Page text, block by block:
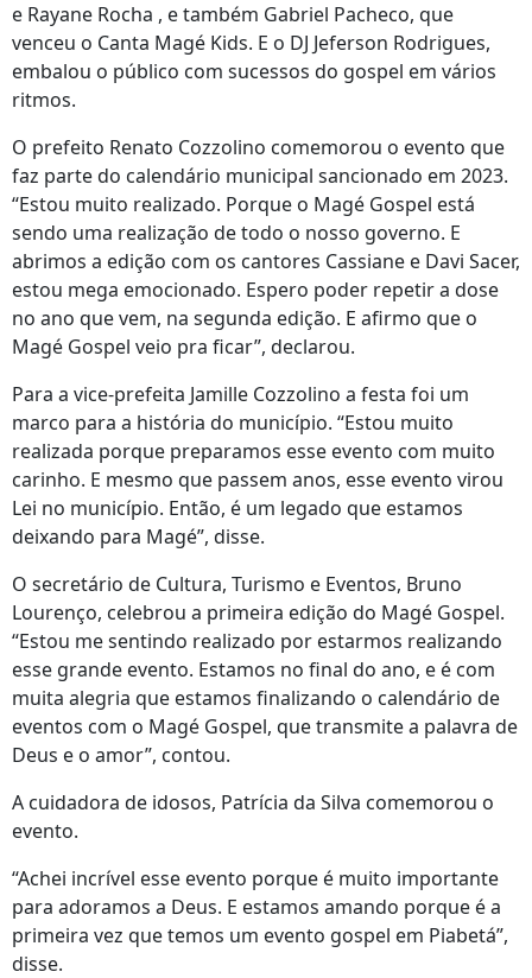
e Rayane Rocha , e também Gabriel Pacheco, que
venceu o Canta Magé Kids. E o DJ Jeferson Rodrigues,
embalou o público com sucessos do gospel em vários
ritmos.
O prefeito Renato Cozzolino comemorou o evento que
faz parte do calendário municipal sancionado em 2023.
“Estou muito realizado. Porque o Magé Gospel está
sendo uma realização de todo o nosso governo. E
abrimos a edição com os cantores Cassiane e Davi Sacer,
estou mega emocionado. Espero poder repetir a dose
no ano que vem, na segunda edição. E afirmo que o
Magé Gospel veio pra ficar”, declarou.
Para a vice-prefeita Jamille Cozzolino a festa foi um
marco para a história do município. “Estou muito
realizada porque preparamos esse evento com muito
carinho. E mesmo que passem anos, esse evento virou
Lei no município. Então, é um legado que estamos
deixando para Magé”, disse.
O secretário de Cultura, Turismo e Eventos, Bruno
Lourenço, celebrou a primeira edição do Magé Gospel.
“Estou me sentindo realizado por estarmos realizando
esse grande evento. Estamos no final do ano, e é com
muita alegria que estamos finalizando o calendário de
eventos com o Magé Gospel, que transmite a palavra de
Deus e o amor”, contou.
A cuidadora de idosos, Patrícia da Silva comemorou o
evento.
“Achei incrível esse evento porque é muito importante
para adoramos a Deus. E estamos amando porque é a
primeira vez que temos um evento gospel em Piabetá”,
disse.